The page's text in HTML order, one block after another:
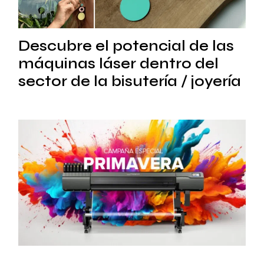
Descubre el potencial de las
máquinas láser dentro del
sector de la bisutería / joyería